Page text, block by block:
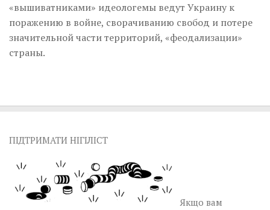
«вышиватниками» идеологемы ведут Украину к
поражению в войне, сворачиванию свобод и потере
значительной части территорий, «феодализации»
страны.
ПІДТРИМАТИ НІГІЛІСТ
Якщо вам